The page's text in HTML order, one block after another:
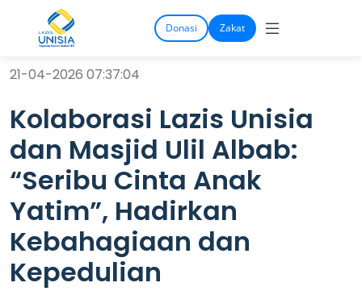
Donasi Zakat
21-04-2026 07:37:04
Kolaborasi Lazis Unisia
dan Masjid Ulil Albab:
“Seribu Cinta Anak
Yatim”, Hadirkan
Kebahagiaan dan
Kepedulian